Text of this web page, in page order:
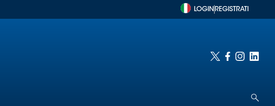
LOGIN REGISTRATI